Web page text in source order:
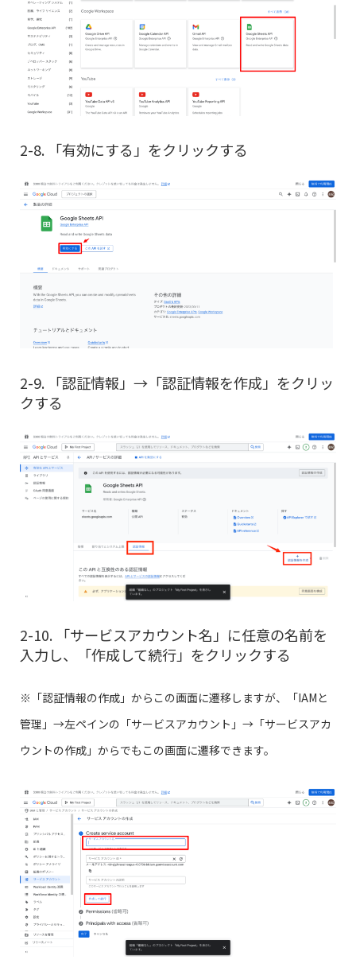
2-8. 「有効にする」をクリックする
2-9. 「認証情報」→「認証情報を作成」をクリッ
クする
2-10. 「サービスアカウント名」に任意の名前を
入力し、「作成して続行」をクリックする
※「認証情報の作成」からこの画面に遷移しますが、「IAMと
管理」→左ペインの「サービスアカウント」→「サービスアカ
ウントの作成」からでもこの画面に遷移できます。